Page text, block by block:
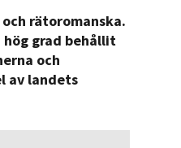
rätoromanska.
grad behållit
och
av landets